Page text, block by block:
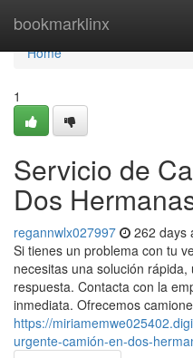
bookmarklinx
Home
Home
1
Servicio de
Dos
regannwlx027997 262 days
Si tienes un problema con tu
necesitas una solución
respuesta. Contacta con la
inmediata. Ofrecemos
https://
urgente-camión-en-dos-